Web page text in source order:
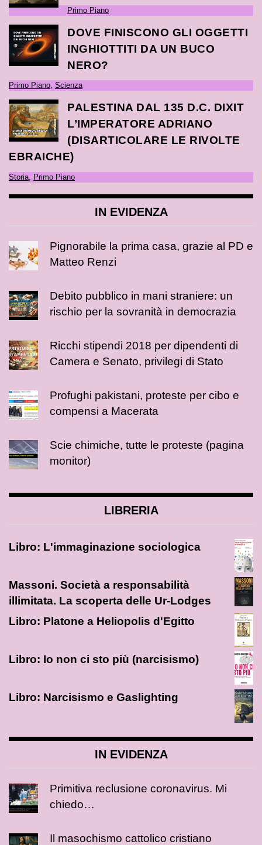
Primo Piano
DOVE FINISCONO GLI OGGETTI
INGHIOTTITI DA UN BUCO
NERO?
Primo Piano, Scienza
PALESTINA DAL 135 D.C. DIXIT
L’IMPERATORE ADRIANO
(DISARTICOLARE LE RIVOLTE
EBRAICHE)
Storia Primo Piano
IN EVIDENZA
Pignorabile la prima casa, grazie al PD e
Matteo Renzi
Debito pubblico in mani straniere: un
rischio per la sovranità in democrazia
Ricchi stipendi 2018 per dipendenti di
Camera e Senato, privilegi di Stato
Profughi pakistani, proteste per cibo e
compensi a Macerata
Scie chimiche, tutte le proteste (pagina
monitor)
LIBRERIA
Libro: L'immaginazione sociologica
Massoni. Società a responsabilità
illimitata. La scoperta delle Ur-Lodges
Libro: Platone a Heliopolis d'Egitto
Libro: Io non ci sto più (narcisismo)
Libro: Narcisismo e Gaslighting
IN EVIDENZA
Primitiva reclusione coronavirus. Mi
chiedo…
Il masochismo cattolico cristiano